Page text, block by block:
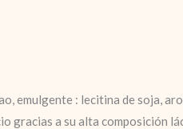
emulgente : lecitina de soja,
gracias a su alta composición